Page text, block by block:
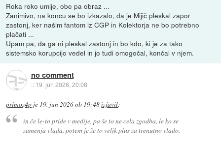
Roka roko umije, obe pa obraz ...
Zanimivo, na koncu se bo izkazalo, da je Mijič pleskal zapor
zastonj, ker našim fantom iz CGP in Kolektorja ne bo potrebno
plačati ...
Upam pa, da ga ni pleskal zastonj in bo kdo, ki je za tako
sistemsko korupcijo vedel in jo tudi omogočal, končal v njem.
no comment
:: 19. jun 2026, 20:08
primoz4p je 19. jun 2026 ob 19:48izjavil:
in če le-to pride v medije, pa še to ne cela zgodba, le ko se
zamenja vlada, potem je že to velik plus za trenutno vlado.